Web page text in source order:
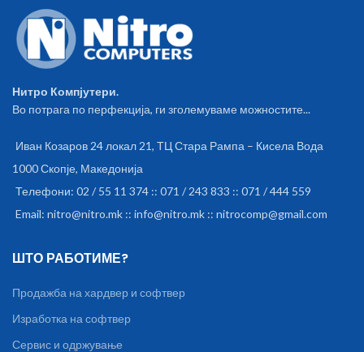
Нитро Компјутери.
Во потрага по перфекција, ги зголемуваме можностите...
Иван Козаров 24 локал 21, ТЦ Стара Рампа – Кисела Вода
1000 Скопје, Македонија
Телефони: 02 / 55 11 374 :: 071 / 243 833 :: 071 / 444 559
Email: nitro@nitro.mk :: info@nitro.mk :: nitrocomp@gmail.com
ШТО РАБОТИМЕ?
Продажба на хардвер и софтвер
Изработка на софтвер
Сервис и одржување